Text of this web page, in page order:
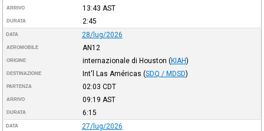
ARRIVO 13:43 AST
DURATA 2:45
DATA 28/lug/2026
AEROMOBILE AN12
ORIGINE internazionale di Houston (KIAH)
DESTINAZIONE Int'l Las Américas (SDQ / MDSD)
PARTENZA 02:03 CDT
ARRIVO 09:19 AST
DURATA 6:15
DATA 27/lug/2026